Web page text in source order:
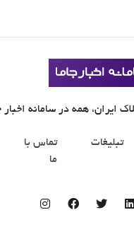
ایران، همه در سامانه اخبار
تبلیغات
تماس با
ما